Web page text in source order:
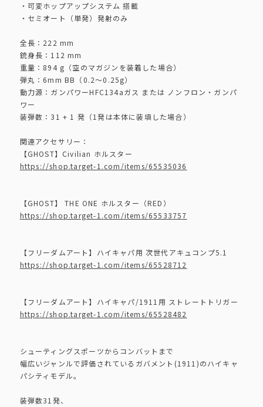
・可変ホップアップシステム 搭載
・セミオート（単発）発射のみ
全長：222 mm
銃身長：112 mm
重量：894 g（空のマガジンを装着した場合）
弾丸：6mm BB（0.2〜0.25g）
動力源：ガンパワーHFC134aガス または ノンフロン・ガンパ
ワー
装弾数：31 + 1 発（1発は本体に装填した場合）
関連アクセサリー：
【GHOST】Civilian ホルスター
https://shop.target-1.com/items/65535036
【GHOST】 THE ONE ホルスター（RED）
https://shop.target-1.com/items/65533757
【フリーダムアート】ハイキャパ用 次世代アキュコンプ5.1
https://shop.target-1.com/items/65528712
【フリーダムアート】ハイキャパ/1911用 ストレートトリガー
https://shop.target-1.com/items/65528482
シューティングスポーツからコンバットまで
幅広いジャンルで評価されているガバメント(1911)のハイキャ
パシティモデル。
装弾数31発、